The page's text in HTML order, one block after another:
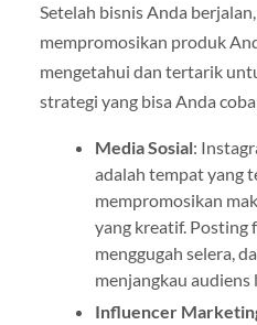
Setelah bisnis Anda
mempromosikan produk
mengetahui dan tertarik
strategi yang bisa Anda
Media Sosial:
adalah tempat yang
mempromosikan
yang kreatif. Posting
menggugah selera,
menjangkau audiens
Influencer